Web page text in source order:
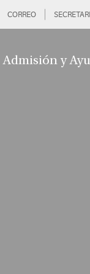
CORREO
Admisión y